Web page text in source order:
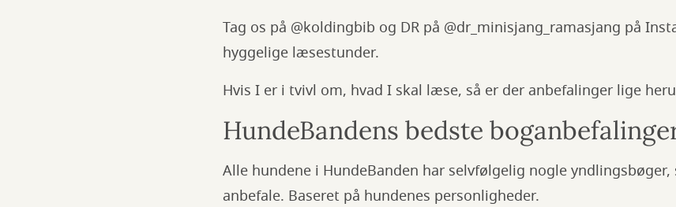
Tag os på @koldingbib og DR på @dr_minisjang_ramasjang på
hyggelige læsestunder.
Hvis I er i tvivl om, hvad I skal læse, så er der anbefalinger lige
HundeBandens bedste
Alle hundene i HundeBanden har selvfølgelig nogle yndlingsbøger,
anbefale. Baseret på hundenes personligheder.